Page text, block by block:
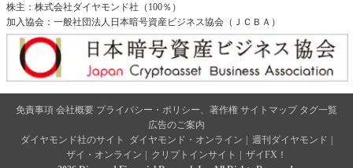
株主：株式会社ダイヤモンド社（100％）
加入協会：一般社団法人日本暗号資産ビジネス協会（ＪＣＢＡ）
免責事項 会社概要 プライバシー・ポリシー、著作権 サイトマップ タグ一覧
広告のご案内
ダイヤモンド社のサイト
ダイヤモンド・オンライン 週刊ダイヤモンド
ザイ・オンライン
クリプトインサイト
ザイFX！